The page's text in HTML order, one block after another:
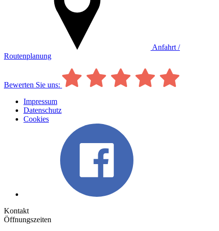
Anfahrt /
Routenplanung
Bewerten Sie uns:
Impressum
Datenschutz
Cookies
Kontakt
Öffnungszeiten